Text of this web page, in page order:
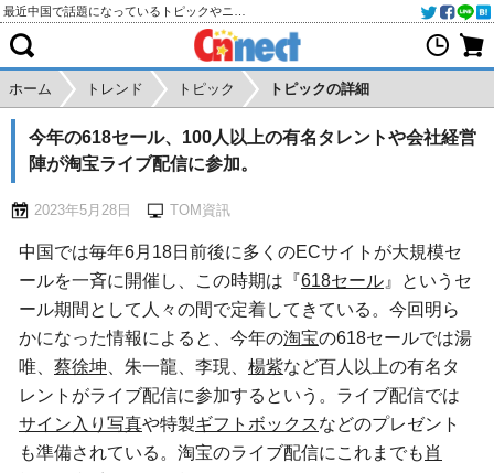
ホーム トレンド トピック トピックの詳細
今年の618セール、100人以上の有名タレントや会社経営
陣が淘宝ライブ配信に参加。
2023年5月28日 TOM資訊
中国では毎年6月18日前後に多くのECサイトが大規模セ
ールを一斉に開催し、この時期は『618セール 』というセ
ール期間として人々の間で定着してきている。今回明ら
かになった情報によると、今年の淘宝の618セールでは湯
唯、 蔡徐坤 、朱一龍、李現、 楊紫など百人以上の有名タ
レントがライブ配信に参加するという。ライブ配信では
サイン入り写真や特製ギフトボックスなどのプレゼント
も準備されている。淘宝のライブ配信にこれまでも 肖